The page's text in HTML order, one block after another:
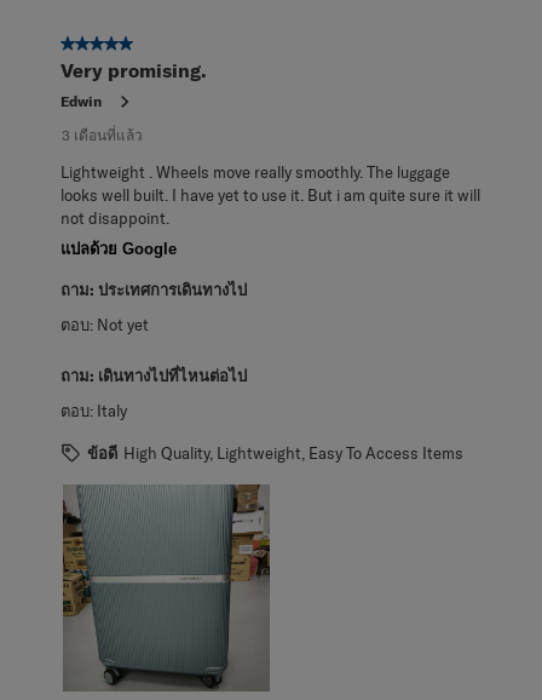
5 จาก 5 ดาว
Very promising.
Edwin
3 เดือนที่แล้ว
Lightweight . Wheels move really smoothly. The luggage
looks well built. I have yet to use it. But i am quite sure it will
not disappoint.
แปลด้วย Google
ถาม: ประเทศการเดินทางไป
ตอบ: Not yet
ถาม: เดินทางไปที่ไหนต่อไป
ตอบ: Italy
ข้อดี High Quality, Lightweight, Easy To Access Items